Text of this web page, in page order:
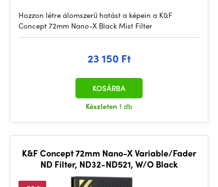
Hozzon létre álomszerű hatást a képein a K&F
Concept 72mm Nano-X Black Mist Filter
23 150 Ft
Készleten 1 db
KOSÁRBA
K&F Concept 72mm Nano-X Variable/Fader
ND Filter, ND32-ND521, W/O Black